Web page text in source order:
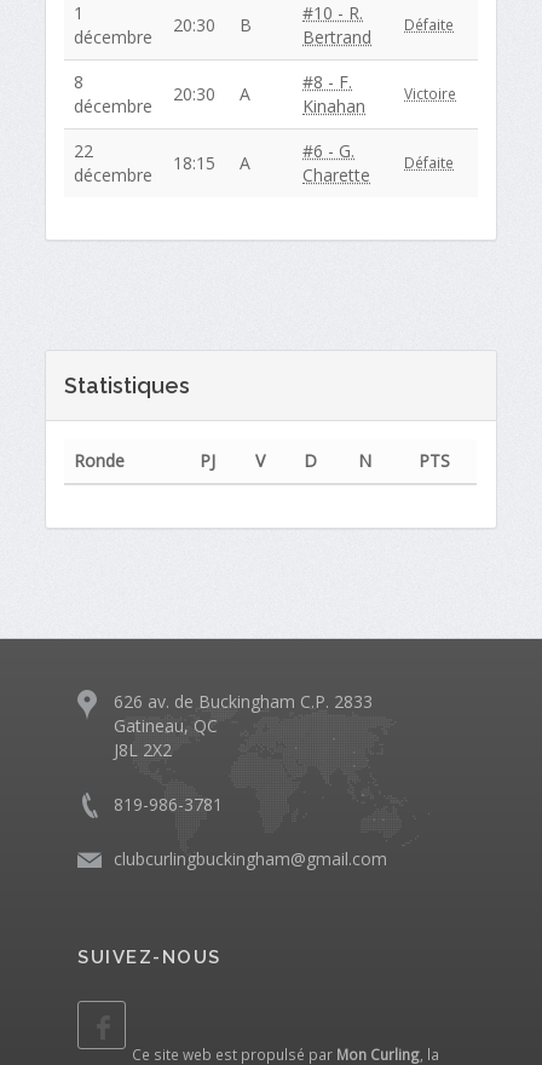
1
décembre
20:30 B
#10 - R.
Bertrand
Défaite
8
décembre
20:30 A
#8 - F.
Kinahan
Victoire
22
décembre
18:15 A
#6 - G.
Charette
Défaite
Statistiques
Ronde PJ V D N PTS
626 av. de Buckingham C.P. 2833
Gatineau, QC
J8L 2X2
819-986-3781
clubcurlingbuckingham@gmail.com
SUIVEZ-NOUS
Ce site web est propulsé par Mon Curling, la